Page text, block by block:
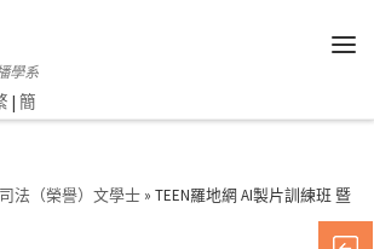
學系
| 簡
法（榮譽）文學士 » TEEN羅地網 AI製片訓練班 暨